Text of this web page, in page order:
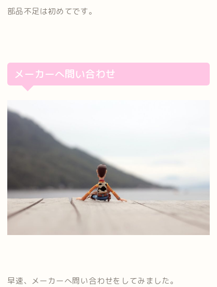
部品不足は初めてです。
メーカーへ問い合わせ
早速、メーカーへ問い合わせをしてみました。